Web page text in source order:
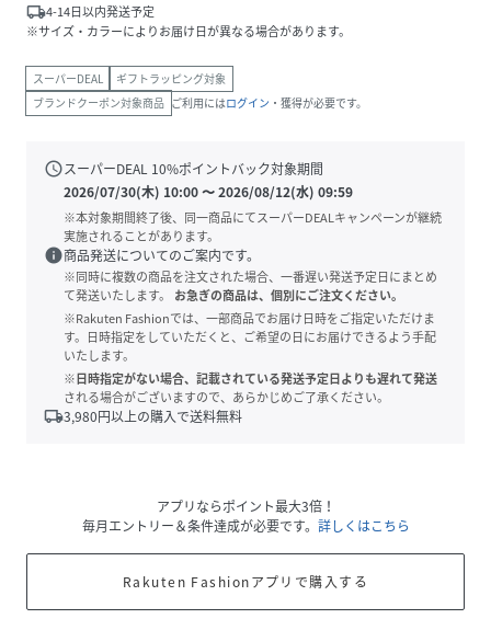
local_shipping4-14日以内発送予定
※サイズ・カラーによりお届け日が異なる場合があります。
スーパーDEAL
ギフトラッピング対象
ブランドクーポン対象商品 ご利用にはログイン ・獲得が必要です。
scheduleスーパーDEAL 10%ポイントバック対象期間
2026/07/30(木) 10:00〜2026/08/12(水) 09:59
※本対象期間終了後、同一商品にてスーパーDEALキャンペーンが継続
実施されることがあります。
info商品発送についてのご案内です。
※同時に複数の商品を注文された場合、一番遅い発送予定日にまとめ
て発送いたします。
お急ぎの商品は、個別にご注文ください。
※Rakuten Fashionでは、一部商品でお届け日時をご指定いただけま
す。日時指定をしていただくと、ご希望の日にお届けできるよう手配
いたします。
※日時指定がない場合、記載されている発送予定日よりも遅れて発送
される場合がございますので、あらかじめご了承ください。
local_shipping3,980円以上の購入で送料無料
アプリならポイント最大3倍！
毎月エントリー＆条件達成が必要です。 詳しくはこちら
Rakuten Fashionアプリで購入する